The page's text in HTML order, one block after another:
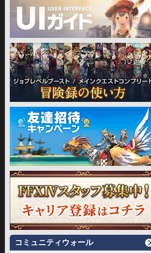
コミュニティウォール